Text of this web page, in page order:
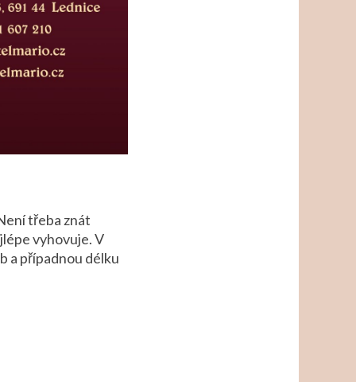
třeba znát
vyhovuje. V
a případnou délku